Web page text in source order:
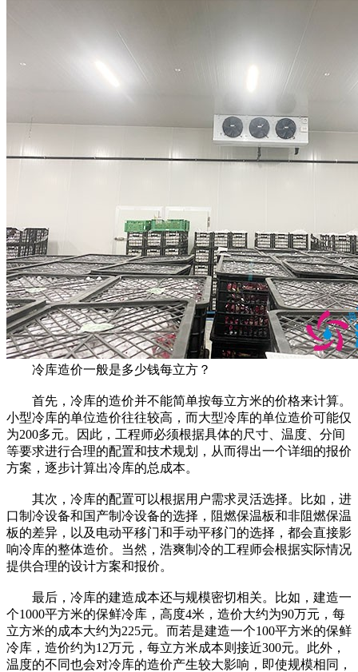
冷库造价一般是多少钱每立方？
首先，冷库的造价并不能简单按每立方米的价格来计算。
小型冷库的单位造价往往较高，而大型冷库的单位造价可能仅
为200多元。因此，工程师必须根据具体的尺寸、温度、分间
等要求进行合理的配置和技术规划，从而得出一个详细的报价
方案，逐步计算出冷库的总成本。
其次，冷库的配置可以根据用户需求灵活选择。比如，进
口制冷设备和国产制冷设备的选择，阻燃保温板和非阻燃保温
板的差异，以及电动平移门和手动平移门的选择，都会直接影
响冷库的整体造价。当然，浩爽制冷的工程师会根据实际情况
提供合理的设计方案和报价。
最后，冷库的建造成本还与规模密切相关。比如，建造一
个1000平方米的保鲜冷库，高度4米，造价大约为90万元，每
立方米的成本大约为225元。而若是建造一个100平方米的保鲜
冷库，造价约为12万元，每立方米成本则接近300元。此外，
温度的不同也会对冷库的造价产生较大影响，即使规模相同，